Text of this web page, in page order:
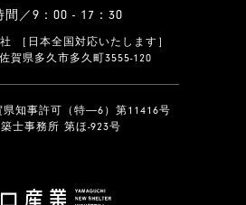
間／9：00 - 17：30
［日本全国対応いたします］
賀県多久市多久町3555-120
県知事許可（特―6）第11416号
士事務所 第ほ-923号